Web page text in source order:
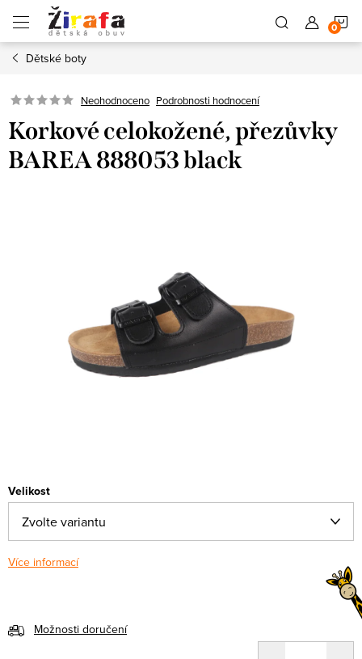
obsah
Dětské boty
Neohodnoceno Podrobnosti hodnocení
Korkové celokožené, přezůvky
BAREA 888053 black
Velikost
Více informací
Možnosti doručení